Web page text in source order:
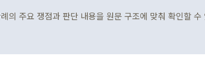
의 주요 쟁점과 판단 내용을 원문 구조에 맞춰 확인할 수